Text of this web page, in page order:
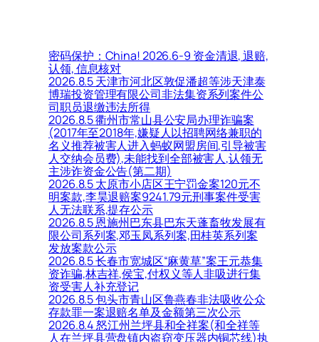
密码保护：China! 2026.6-9 资金清退, 退赔,
认领, 信息核对
2026.8.5 天津市河北区敦促潘超等涉天津泰
博瑞投资管理有限公司非法集资系列案件公
司职员退缴违法所得
2026.8.5 衢州市常山县公安局办理诈骗案
(2017年至2018年,嫌疑人以招聘网络兼职的
名义推荐被害人进入蚂蚁网盟房间,引导被害
人交纳会员费),未能找到全部被害人,认领无
主涉诈资金公告(第二期)
2026.8.5 太原市小店区王宁罚金案120元不
明案款,李昊退赔案9241.79元刑事案件受害
人无法联系,提存公示
2026.8.5 恩施州巴东县巴东天蓬畜牧发展有
限公司系列案,邓玉凤系列案,田桂英系列案
发放案款公示
2026.8.5 长春市宽城区“麻黄草”案王元恭集
资诈骗,林吉祥,侯宝,付权义等人非吸进行集
资受害人补充登记
2026.8.5 包头市青山区鲁燕春非法吸收公众
存款罪一案退赔名单及金额第三次公示
2026.8.4 怒江州兰坪县和全祥案(和全祥等
人在兰坪县营盘镇内盗窃变压器内铜芯线)执